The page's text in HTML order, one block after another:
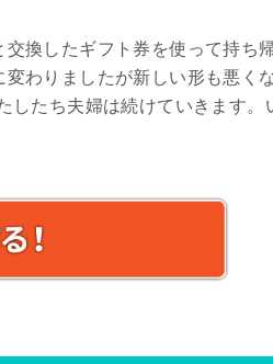
換したギフト券を使って持ち帰
わりましたが新しい形も悪く
たち夫婦は続けていきます。